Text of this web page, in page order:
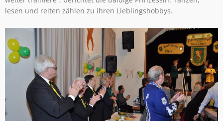
lesen und reiten zählen zu ihren Lieblingshobbys.